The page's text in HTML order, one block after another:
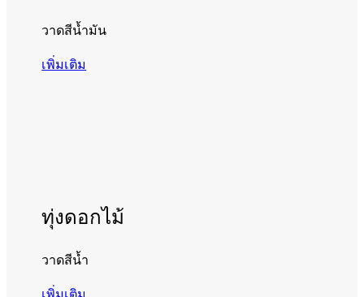
วาดสีน้ำมัน
เพิ่มเติม
ทุ่งดอกไม้
วาดสีน้ำ
เพิ่มเติม